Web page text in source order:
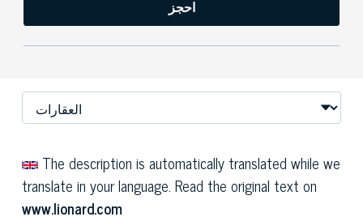
احجز
The description is automatically translated while we
translate in your language. Read the original text on
www.lionard.com